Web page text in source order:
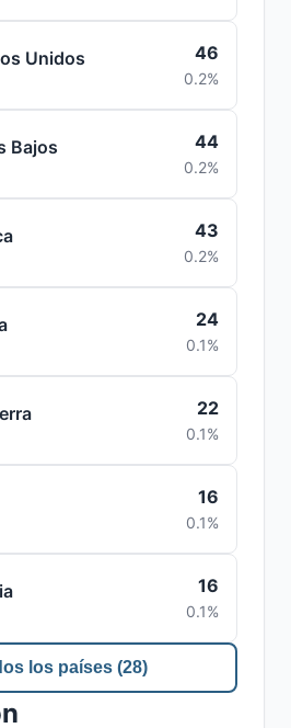
Unidos 46
0.2%
Bajos 44
0.2%
43
0.2%
24
0.1%
22
0.1%
16
0.1%
16
0.1%
los países (28)